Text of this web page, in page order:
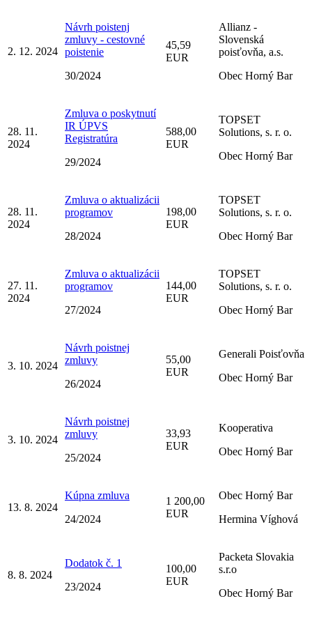
2. 12. 2024
Návrh poistenj
zmluvy - cestovné
poistenie
30/2024
45,59
EUR
Allianz -
Slovenská
poisťovňa, a.s.
Obec Horný Bar
28. 11.
2024
Zmluva o poskytnutí
IR ÚPVS
Registratúra
29/2024
588,00
EUR
TOPSET
Solutions, s. r. o.
Obec Horný Bar
28. 11.
2024
Zmluva o aktualizácii
programov
28/2024
198,00
EUR
TOPSET
Solutions, s. r. o.
Obec Horný Bar
27. 11.
2024
Zmluva o aktualizácii
programov
27/2024
144,00
EUR
TOPSET
Solutions, s. r. o.
Obec Horný Bar
3. 10. 2024
Návrh poistnej
zmluvy
26/2024
55,00
EUR
Generali Poisťovňa
Obec Horný Bar
3. 10. 2024
Návrh poistnej
zmluvy
25/2024
33,93
EUR
Kooperativa
Obec Horný Bar
13. 8. 2024
Kúpna zmluva
24/2024
1 200,00
EUR
Obec Horný Bar
Hermina Víghová
8. 8. 2024
Dodatok č. 1
23/2024
100,00
EUR
Packeta Slovakia
s.r.o
Obec Horný Bar